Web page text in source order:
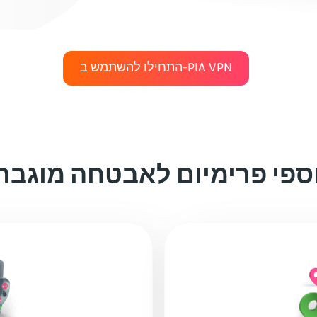
התחילו להשתמש ב-PIA VPN
פרימיום לאבטחה